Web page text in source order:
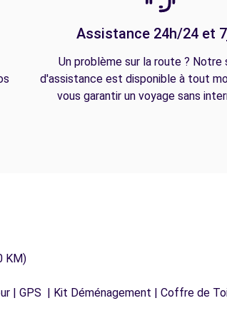
Assistance 24h/24 et
Un problème sur la route ? Notre
d'assistance est disponible à tout
vous garantir un voyage sans
KM)
| GPS | Kit Déménagement | Coffre de